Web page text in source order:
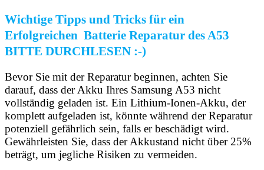
Wichtige Tipps und Tricks für ein
Erfolgreichen Batterie Reparatur des A53
BITTE DURCHLESEN :-)
Bevor Sie mit der Reparatur beginnen, achten Sie
darauf, dass der Akku Ihres Samsung A53 nicht
vollständig geladen ist. Ein Lithium-Ionen-Akku, der
komplett aufgeladen ist, könnte während der Reparatur
potenziell gefährlich sein, falls er beschädigt wird.
Gewährleisten Sie, dass der Akkustand nicht über 25%
beträgt, um jegliche Risiken zu vermeiden.